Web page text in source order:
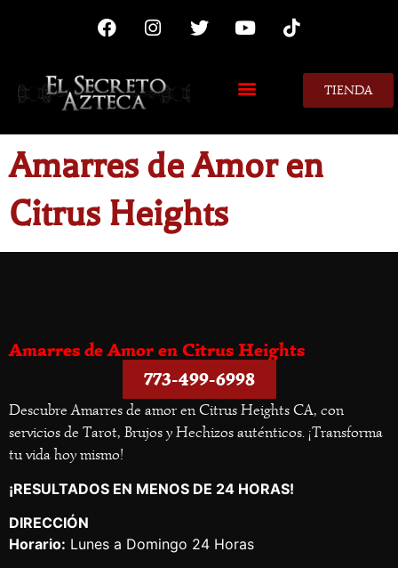
TIENDA
Amarres de Amor en
Citrus Heights
Amarres de Amor en Citrus Heights
773-499-6998
Descubre Amarres de amor en Citrus Heights CA, con
servicios de Tarot, Brujos y Hechizos auténticos. ¡Transforma
tu vida hoy mismo!
¡RESULTADOS EN MENOS DE 24 HORAS!
DIRECCIÓN
Horario: Lunes a Domingo 24 Horas